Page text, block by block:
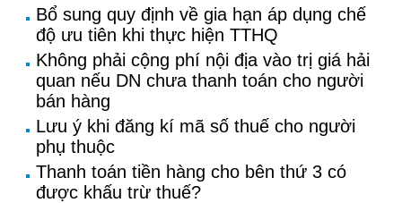
Bổ sung quy định về gia hạn áp dụng chế
độ ưu tiên khi thực hiện TTHQ
Không phải cộng phí nội địa vào trị giá hải
quan nếu DN chưa thanh toán cho người
bán hàng
Lưu ý khi đăng kí mã số thuế cho người
phụ thuộc
Thanh toán tiền hàng cho bên thứ 3 có
được khấu trừ thuế?